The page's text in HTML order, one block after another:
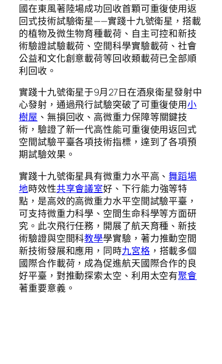
國在東風著陸場成功回收首顆可重復使用返
回式技術試驗衛星——實踐十九號衛星，搭載
的植物及微生物育種載荷、自主可控和新技
術驗證試驗載荷、空間科學實驗載荷、社會
公益和文化創意載荷等回收類載荷已全部順
利回收。
實踐十九號衛星于9月27日在酒泉衛星發射中
心發射，通過飛行試驗突破了可重復使用小
樹屋 、無損回收、高微重力保障等關鍵技
術，驗證了新一代高性能可重復使用返回式
空間試驗平臺各項技術指標，達到了各項預
期試驗效果。
實踐十九號衛星具有微重力水平高、 舞蹈場
地時效性共享會議室好、下行能力強等特
點，是高效的高微重力水平空間試驗平臺，
可支持微重力科學、空間生命科學等方面研
究。此次飛行任務，開展了航天育種、新技
術驗證與空間科教學學實驗，著力推動空間
新技術發展和應用，同時九宮格 ，搭載多個
國際合作載荷，成為促進航天國際合作的良
好平臺，對推動探索太空、利用太空有聚會
著重要意義。